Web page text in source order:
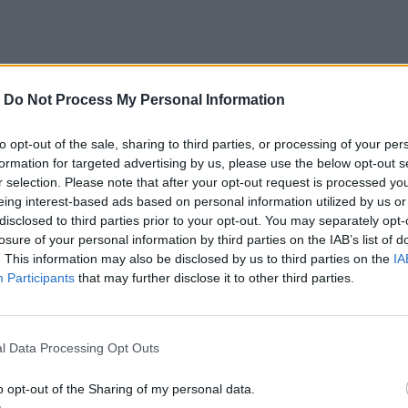
Do Not Process My Personal Information
opt-out of the sale, sharing to third parties, or processing of your
for targeted advertising by us, please use the below opt-out
selection. Please note that after your opt-out request is processed
interest-based ads based on personal information utilized by us
to third parties prior to your opt-out. You may separately
of your personal information by third parties on the IAB’s list of
This information may also be disclosed by us to third parties on the
Participants that may further disclose it to other third parties.
Data Processing Opt Outs
opt-out of the Sharing of my personal data.
θανόντος κατά 50% (σ.σ. στο 35% της
δικαιώματος, αλλά μόνο στο Δημόσιο.
την 3ετία, στις περιπτώσεις διπλής
αχρεωστήτως καταβληθέντα ποσά έως
Ποσά που όταν ζητηθούν, απλώς δεν θα
στους κληρονόμους.
ότι οι συνταξιούχοι δικαιούνται
εδώ και δύο χρόνια, η σχετική διάταξη